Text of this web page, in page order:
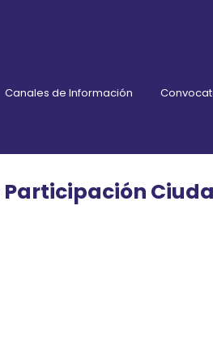
Canales de Información
Participación